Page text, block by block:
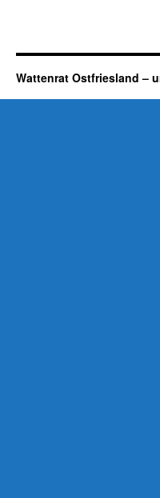
Wattenrat Ostfriesland –